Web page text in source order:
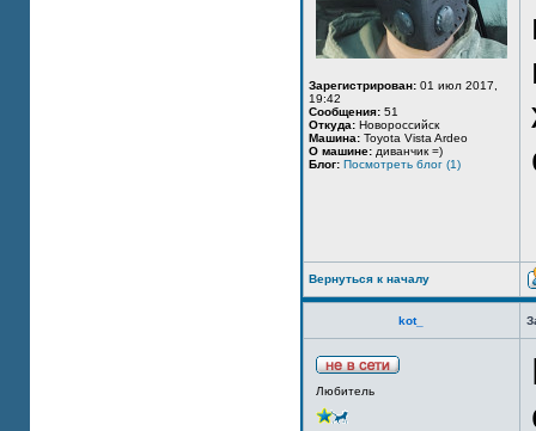
Зарегистрирован: 01 июл 2017,
19:42
Сообщения: 51
Откуда: Новороссийск
Машина: Toyota Vista Ardeo
О машине: диванчик =)
Блог: Посмотреть блог (1)
Вернуться к началу
kot_
Любитель